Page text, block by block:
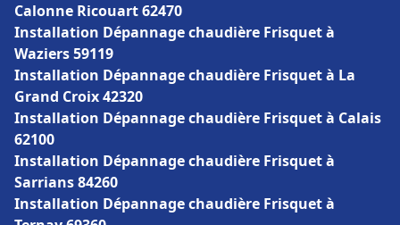
Calonne Ricouart 62470
Installation Dépannage chaudière Frisquet à
Waziers 59119
Installation Dépannage chaudière Frisquet à La
Grand Croix 42320
Installation Dépannage chaudière Frisquet à Calais
62100
Installation Dépannage chaudière Frisquet à
Sarrians 84260
Installation Dépannage chaudière Frisquet à